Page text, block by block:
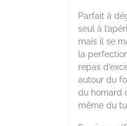
Parfait à
seul à
mais il se
la
repas
autour du
du homard
même du